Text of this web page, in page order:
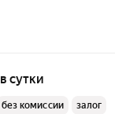
в сутки
без комиссии залог